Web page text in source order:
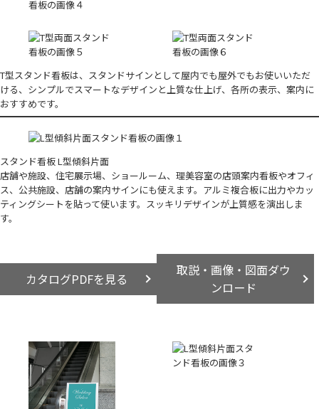
T型スタンド看板は、スタンドサインとして屋内でも屋外でもお使いいただ
ける、シンプルでスマートなデザインと上質な仕上げ、各所の表示、案内に
おすすめです。
スタンド看板 L型傾斜片面
店舗や施設、住宅展示場、ショールーム、理美容室の店頭案内看板やオフィ
ス、公共施設、店舗の案内サインにも使えます。アルミ複合板に出力やカッ
ティングシートを貼って使います。スッキリデザインが上質感を演出しま
す。
カタログPDFを見る
取説・画像・図面ダウ
ンロード